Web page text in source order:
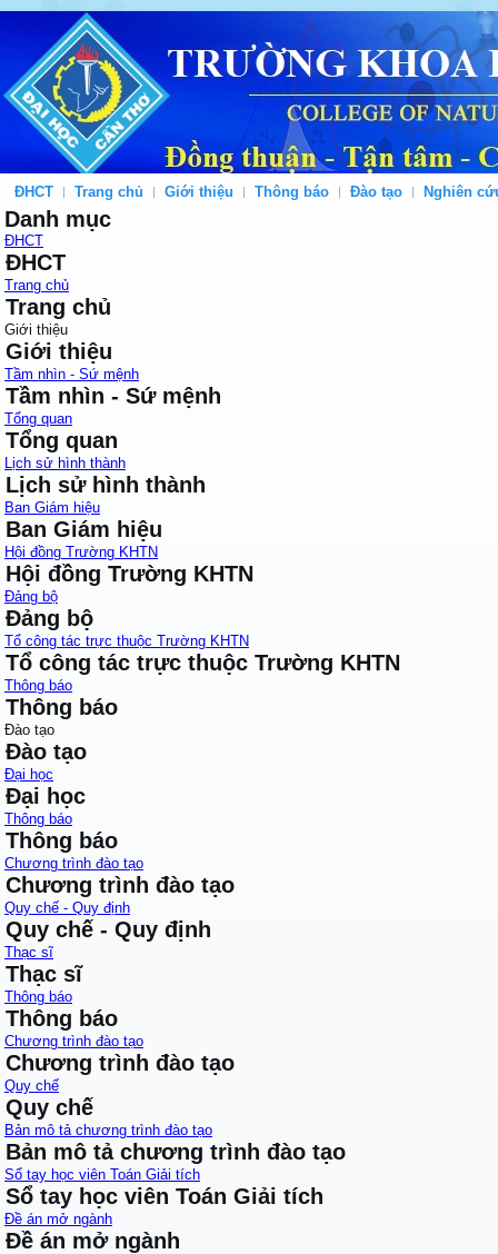
ĐHCT Trang chủ Giới thiệu Thông báo Đào tạo Nghiên
Danh mục
ĐHCT
ĐHCT
Trang chủ
Trang chủ
Giới thiệu
Giới thiệu
Tầm nhìn - Sứ mệnh
Tầm nhìn - Sứ mệnh
Tổng quan
Tổng quan
Lịch sử hình thành
Lịch sử hình thành
Ban Giám hiệu
Ban Giám hiệu
Hội đồng Trường KHTN
Hội đồng Trường KHTN
Đảng bộ
Đảng bộ
Tổ công tác trực thuộc Trường KHTN
Tổ công tác trực thuộc Trường KHTN
Thông báo
Thông báo
Đào tạo
Đào tạo
Đại học
Đại học
Thông báo
Thông báo
Chương trình đào tạo
Chương trình đào tạo
Quy chế - Quy định
Quy chế - Quy định
Thạc sĩ
Thạc sĩ
Thông báo
Thông báo
Chương trình đào tạo
Chương trình đào tạo
Quy chế
Quy chế
Bản mô tả chương trình đào tạo
Bản mô tả chương trình đào tạo
Sổ tay học viên Toán Giải tích
Sổ tay học viên Toán Giải tích
Đề án mở ngành
Đề án mở ngành